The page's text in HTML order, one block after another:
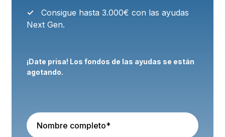
Consigue hasta 3.000€ con las ayudas
Next Gen.
¡Date prisa! Los fondos de las ayudas se están
agotando.
Full Name